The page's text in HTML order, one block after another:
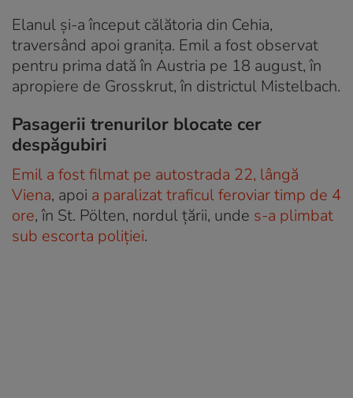
Elanul și-a început călătoria din Cehia,
traversând apoi granița. Emil a fost observat
pentru prima dată în Austria pe 18 august, în
apropiere de Grosskrut, în districtul Mistelbach.
Pasagerii trenurilor blocate cer
despăgubiri
Emil a fost filmat pe autostrada 22, lângă
Viena, apoi a paralizat traficul feroviar timp de 4
ore, în St. Pölten, nordul țării, unde s-a plimbat
sub escorta poliției.